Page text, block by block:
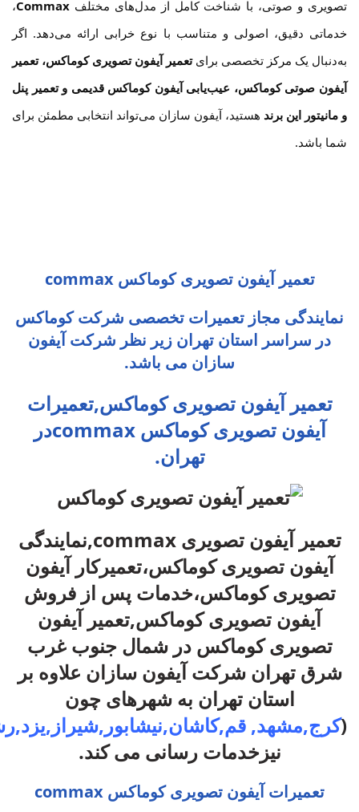
تصویری و صوتی، با شناخت کامل از مدل‌های مختلف Commax،
خدماتی دقیق، اصولی و متناسب با نوع خرابی ارائه می‌دهد. اگر
به‌دنبال یک مرکز تخصصی برایتعمیر آیفون تصویری کوماکس، تعمیر
آیفون صوتی کوماکس، عیب‌یابی آیفون کوماکس قدیمی و تعمیر پنل
و مانیتور این برند هستید، آیفون سازان می‌تواند انتخابی مطمئن برای
شما باشد.
تعمیر آیفون تصویری کوماکس commax
نمایندگی مجاز تعمیرات تخصصی شرکت کوماکس
در سراسر استان تهران زیر نظر شرکت آیفون
سازان می باشد.
تعمیر آیفون تصویری کوماکس,تعمیرات
آیفون تصویری کوماکس commaxدر
تهران.
تعمیر آیفون تصویری commax,نمایندگی
آیفون تصویری کوماکس،تعمیرکار آیفون
تصویری کوماکس،خدمات پس از فروش
آیفون تصویری کوماکس,تعمیر آیفون
تصویری کوماکس در شمال جنوب غرب
شرق تهرانشرکت آیفون سازان علاوه بر
استان تهران به شهرهای چون
(کرج,مشهد, قم,کاشان,نیشابور ,شیراز ,یزد,
نیزخدمات رسانی می کند.
تعمیرات آیفون تصویری کوماکس commax